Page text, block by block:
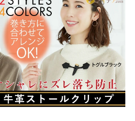
会員登録